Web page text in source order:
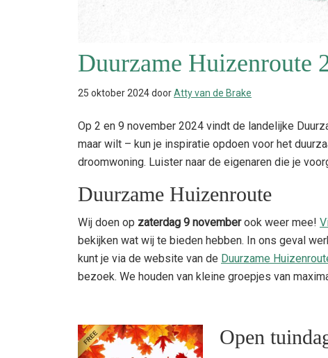
Duurzame Huizenroute
25 oktober 2024doorAtty van de Brake
Op 2 en 9 november 2024 vindt de landelijke
maar wilt – kun je inspiratie opdoen voor het
droomwoning. Luister naar de eigenaren die je
Duurzame Huizenroute
Wij doen op zaterdag 9 novemberook weer mee!
bekijken wat wij te bieden hebben. In ons geval
kunt je via de website van de Duurzame
bezoek. We houden van kleine groepjes van
Open